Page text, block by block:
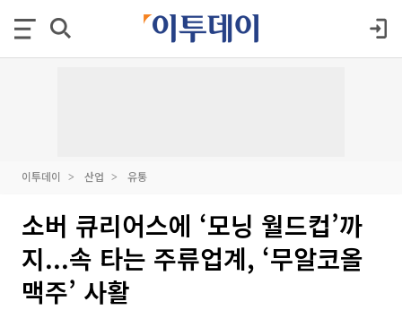
이투데이 산업 유통
소버 큐리어스에 ‘모닝 월드컵’까
지...속 타는 주류업계, ‘무알코올
맥주’ 사활